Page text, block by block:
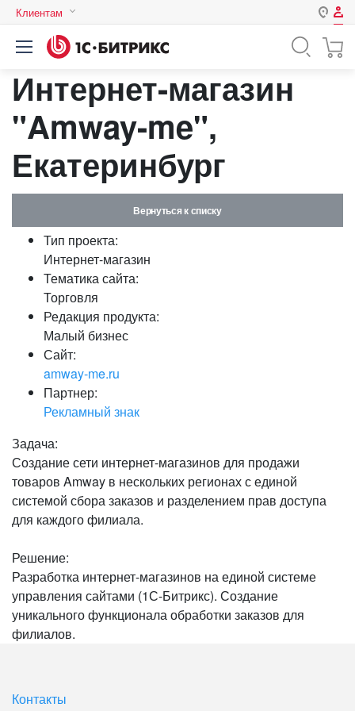
Клиентам
Казахстан
Авторизация
Логин
Пароль
Запомнить меня на этом
Забыли свой пароль?
или войдите с помощью
Интернет-магазин
"Amway-me",
Екатеринбург
Вернуться к списку
Тип проекта:
Интернет-магазин
Тематика сайта:
Торговля
Редакция продукта:
Малый бизнес
Сайт:
amway-me.ru
Партнер:
Рекламный знак
Задача:
Создание сети интернет-магазинов для продажи
товаров Amway в нескольких регионах с единой
системой сбора заказов и разделением прав доступа
для каждого филиала.
Решение:
Разработка интернет-магазинов на единой системе
управления сайтами (1С-Битрикс). Создание
уникального функционала обработки заказов для
филиалов.
Контакты